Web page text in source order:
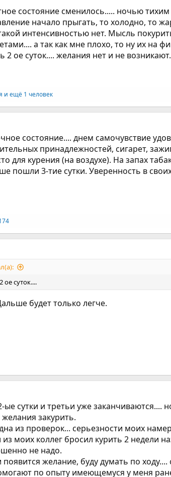
состояние сменилось..... ночью
начало прыгать, то холодно, то
интенсивностью нет. Мысль
а так как мне плохо, то ну их на
2 ое суток.... желания нет и не возникают.
и ещё 1 человек
состояние.... днем самочувствие
принадлежностей, сигарет,
для курения (на воздухе). На запах
пошли 3-тие сутки. Уверенность в
ое суток....
будет только легче.
сутки и третьи уже
закурить.
из проверок... серьезности моих
моих коллег бросил курить 2 недели
не надо.
появится желание, буду думать по
по опыту имеющемуся у меня